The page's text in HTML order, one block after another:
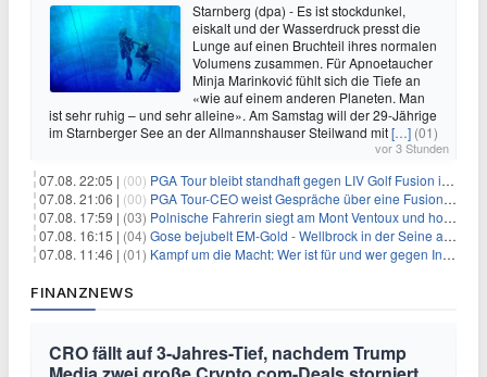
Starnberg (dpa) - Es ist stockdunkel,
eiskalt und der Wasserdruck presst die
Lunge auf einen Bruchteil ihres normalen
Volumens zusammen. Für Apnoetaucher
Minja Marinković fühlt sich die Tiefe an
«wie auf einem anderen Planeten. Man
ist sehr ruhig – und sehr alleine». Am Samstag will der 29-Jährige
im Starnberger See an der Allmannshauser Steilwand mit[…] (01)
vor 3 Stunden
07.08. 22:05 | (00) PGA Tour bleibt standhaft gegen LIV Golf Fusion in einem sich wandelnden Sportumfeld
07.08. 21:06 | (00) PGA Tour-CEO weist Gespräche über eine Fusion mit LIV Golf zurück und bekräftigt die Wettbewerbslandschaft
07.08. 17:59 | (03) Polnische Fahrerin siegt am Mont Ventoux und holt Tour-Gelb
07.08. 16:15 | (04) Gose bejubelt EM-Gold - Wellbrock in der Seine ausgebremst
07.08. 11:46 | (01) Kampf um die Macht: Wer ist für und wer gegen Infantino?
FINANZNEWS
CRO fällt auf 3-Jahres-Tief, nachdem Trump